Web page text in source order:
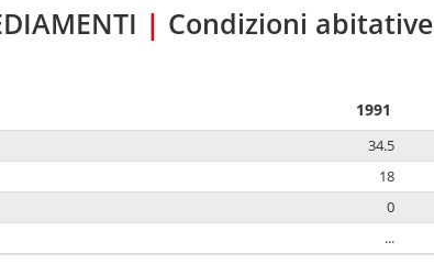
| Condizioni abitative
1991
34.5
18
0
...